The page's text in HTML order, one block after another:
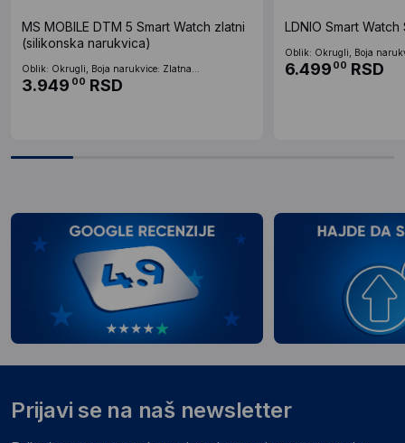
MS MOBILE DTM 5 Smart Watch zlatni
(silikonska narukvica)
Oblik: Okrugli, Boja narukvice: Zlatna...
3.949 00 RSD
LDNIO Smart
Oblik: Okrugli, Boja
6.499 00 RSD
Prijavi se na naš newsletter